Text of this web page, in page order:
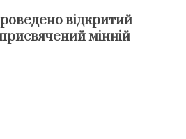
відкритий
мінній